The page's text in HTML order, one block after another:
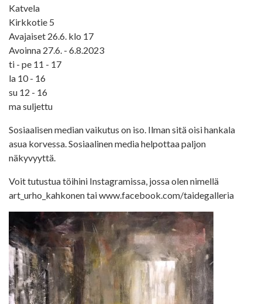
Katvela
Kirkkotie 5
Avajaiset 26.6. klo 17
Avoinna 27.6. - 6.8.2023
ti - pe 11 - 17
la 10 - 16
su 12 - 16
ma suljettu
Sosiaalisen median vaikutus on iso. Ilman sitä oisi hankala
asua korvessa. Sosiaalinen media helpottaa paljon
näkyvyyttä.
Voit tutustua töihini Instagramissa, jossa olen nimellä
art_urho_kahkonen tai www.facebook.com/taidegalleria